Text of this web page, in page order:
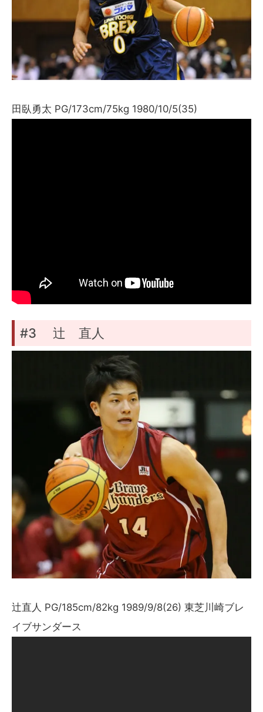
田臥勇太 PG/173cm/75kg 1980/10/5(35)
#3 辻 直人
辻直人 PG/185cm/82kg 1989/9/8(26) 東芝川崎ブレ
イブサンダース